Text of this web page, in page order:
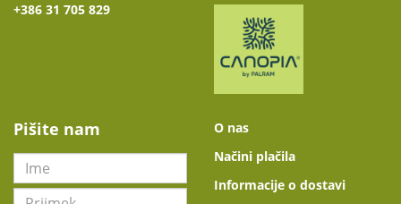
+386 31 705 829
Pišite nam
O nas
Načini plačila
Informacije o dostavi